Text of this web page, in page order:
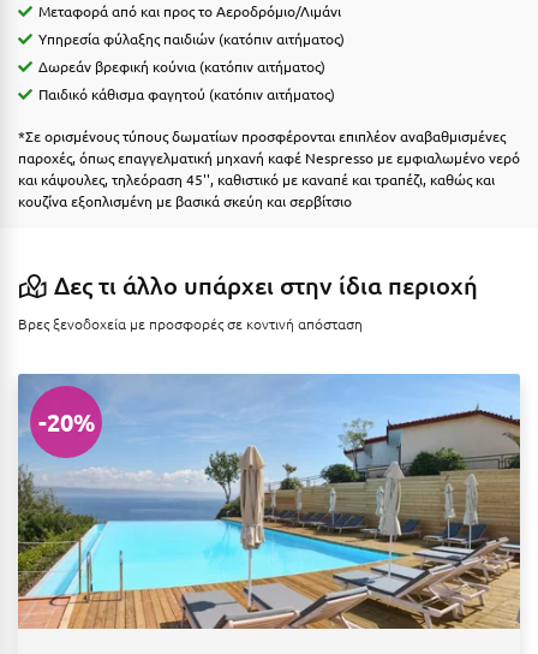
Ιθάκη
Ικαρία
Ίος
Ιωάννινα
Κ
Κάλαμος
Καλαμπάκα
Κάλυμνος
Καμένα Βούρλα
Καρδάμαινα
Καρδαμύλη
Μεταφορά από και προς το Αεροδρόμιο/Λιμάνι
Υπηρεσία φύλαξης παιδιών (κατόπιν αιτήματος)
Δωρεάν βρεφική κούνια (κατόπιν αιτήματος)
Παιδικό κάθισμα φαγητού (κατόπιν αιτήματος)
*Σε ορισμένους τύπους δωματίων προσφέρονται επιπλέον αναβαθμισμένες
παροχές, όπως επαγγελματική μηχανή καφέ Nespresso με εμφιαλωμένο νερό
και κάψουλες, τηλεόραση 45'', καθιστικό με καναπέ και τραπέζι, καθώς και
κουζίνα εξοπλισμένη με βασικά σκεύη και σερβίτσιο
Δες τι άλλο υπάρχει στην ίδια περιοχή
Βρες ξενοδοχεία με προσφορές σε κοντινή απόσταση
-20%